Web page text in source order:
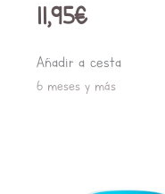
11,95€
Añadir a cesta
6 meses y más